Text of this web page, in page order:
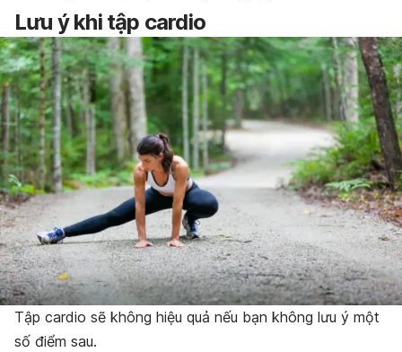
Lưu ý khi tập cardio
Tập cardio sẽ không hiệu quả nếu bạn không lưu ý một
số điểm sau.